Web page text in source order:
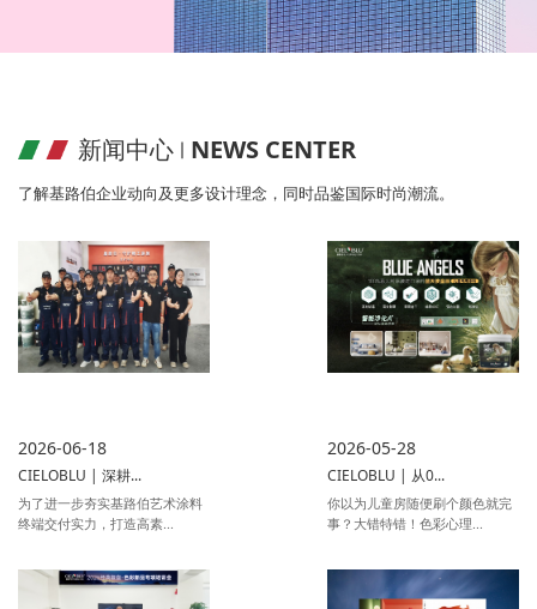
新闻中心 ∣ NEWS CENTER
了解基路伯企业动向及更多设计理念，同时品鉴国际时尚潮流。
2026-06-18
CIELOBLU | 深耕...
为了进一步夯实基路伯艺术涂料
终端交付实力，打造高素...
2026-05-28
CIELOBLU | 从0...
你以为儿童房随便刷个颜色就完
事？大错特错！色彩心理...